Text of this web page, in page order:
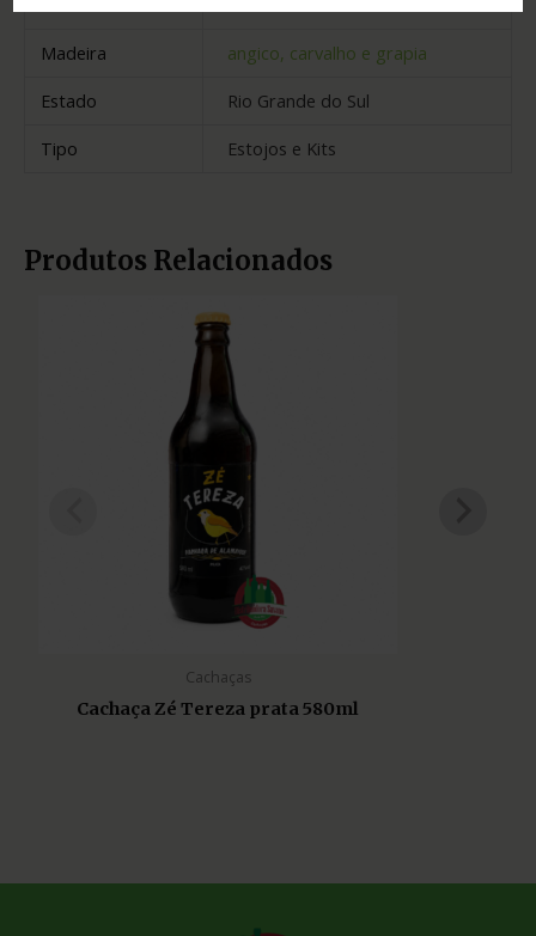
Madeira
angico, carvalho e grapia
Estado
Rio Grande do Sul
Tipo
Estojos e Kits
Produtos Relacionados
Cachaças
Cachaça Zé Tereza prata 580ml